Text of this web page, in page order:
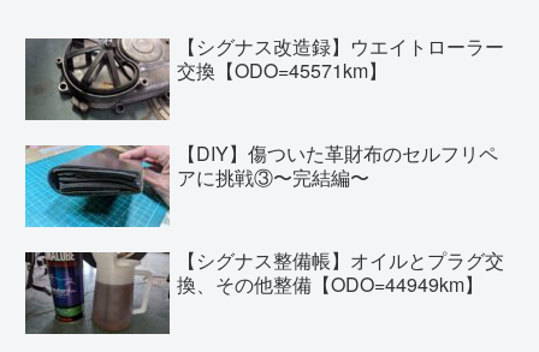
【シグナス改造録】ウエイトローラー
交換【ODO=45571km】
【DIY】傷ついた革財布のセルフリペ
アに挑戦③〜完結編〜
【シグナス整備帳】オイルとプラグ交
換、その他整備【ODO=44949km】